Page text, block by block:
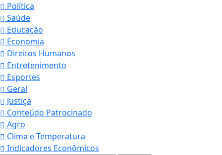
Política
Saúde
Educação
Economia
Direitos Humanos
Entretenimento
Esportes
Geral
Justiça
Conteúdo Patrocinado
Agro
Clima e Temperatura
Indicadores Econômicos